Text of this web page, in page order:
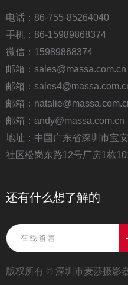
还有什么想了解的
版权所有 © 深圳市麦莎摄影
电话：86-755-85264040
手机：86-15989868374
微信：15989868374
邮箱：sales@massa.com.cn
邮箱：
邮箱：
邮箱：andy@massa.com.cn
地址：中国广东省深圳市宝
社区松岗东路12号厂房1栋